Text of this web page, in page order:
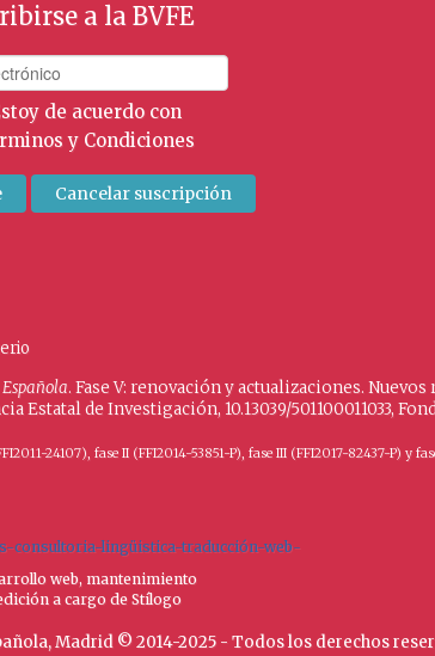
a la BVFE
de acuerdo con
y Condiciones
. Fase V: renovación y actualizaciones.
de Investigación, 10.13039/501100011033,
24107), fase II (FFI2014-53851-P), fase III (FFI2017-82437-P) y
web, mantenimiento
a cargo de Stílogo
Madrid © 2014-2025 - Todos los derechos